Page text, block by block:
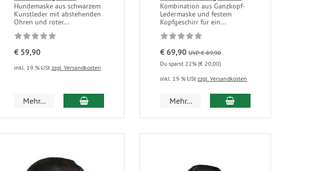
Hundemaske aus schwarzem
Kunstleder mit abstehenden
Ohren und roter...
€ 59,90
inkl. 19 % USt zzgl. Versandkosten
Mehr...
Kombination aus Ganzkopf-
Ledermaske und festem
Kopfgeschirr für ein...
€ 69,90 UVP € 89,90
Du sparst 22% (€ 20,00)
inkl. 19 % UStzzgl. Versandkosten
Mehr...